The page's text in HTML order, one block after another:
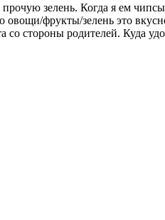
зелень. Когда я ем
овощи/фрукты/зелень это
стороны родителей. Куда